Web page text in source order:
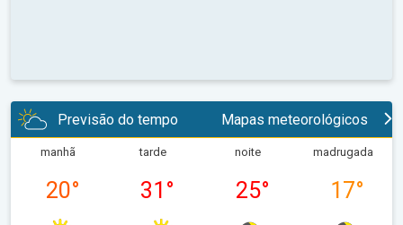
Previsão do tempo Mapas meteorológicos
manhã
20°
tarde
31 °
noite
25°
madrugada
17°